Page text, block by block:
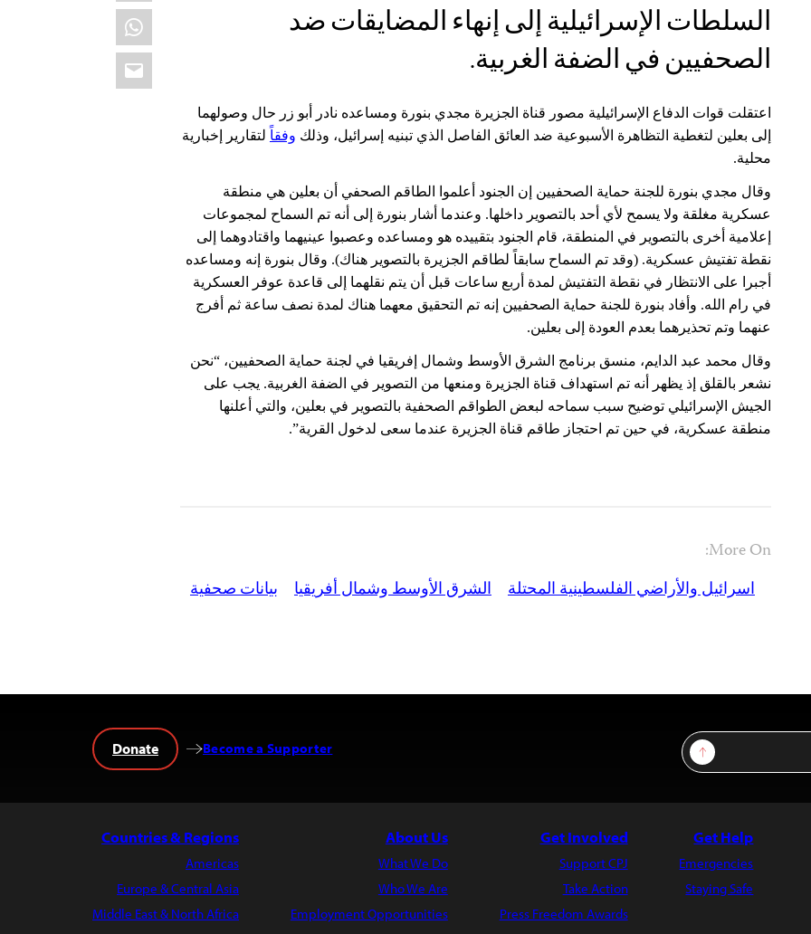
WhatsApp
Email
السلطات الإسرائيلية إلى إنهاء المضايقات ضد
الصحفيين في الضفة الغربية.
اعتقلت قوات الدفاع الإسرائيلية مصور قناة الجزيرة مجدي بنورة ومساعده نادر أبو زر حال وصولهما
إلى بعلين لتغطية التظاهرة الأسبوعية ضد العائق الفاصل الذي تبنيه إسرائيل، وذلك وفقاً لتقارير إخبارية
محلية.
وقال مجدي بنورة للجنة حماية الصحفيين إن الجنود أعلموا الطاقم الصحفي أن بعلين هي منطقة
عسكرية مغلقة ولا يسمح لأي أحد بالتصوير داخلها. وعندما أشار بنورة إلى أنه تم السماح لمجموعات
إعلامية أخرى بالتصوير في المنطقة، قام الجنود بتقييده هو ومساعده وعصبوا عينيهما واقتادوهما إلى
نقطة تفتيش عسكرية. (وقد تم السماح سابقاً لطاقم الجزيرة بالتصوير هناك). وقال بنورة إنه ومساعده
أجبرا على الانتظار في نقطة التفتيش لمدة أربع ساعات قبل أن يتم نقلهما إلى قاعدة عوفر العسكرية
في رام الله. وأفاد بنورة للجنة حماية الصحفيين إنه تم التحقيق معهما هناك لمدة نصف ساعة ثم أفرج
عنهما وتم تحذيرهما بعدم العودة إلى بعلين.
وقال محمد عبد الدايم، منسق برنامج الشرق الأوسط وشمال إفريقيا في لجنة حماية الصحفيين، “نحن
نشعر بالقلق إذ يظهر أنه تم استهداف قناة الجزيرة ومنعها من التصوير في الضفة الغربية. يجب على
الجيش الإسرائيلي توضيح سبب سماحه لبعض الطواقم الصحفية بالتصوير في بعلين، والتي أعلنها
منطقة عسكرية، في حين تم احتجاز طاقم قناة الجزيرة عندما سعى لدخول القرية”.
More On:
اسرائيل والأراضي الفلسطينية المحتلة
الشرق الأوسط وشمال أفريقيا بيانات صحفية
Sign Up
Become a Supporter
Donate
Get Help
Emergencies
Staying Safe
Get Involved
Support CPJ
Take Action
Press Freedom Awards
About Us
What We Do
Who We Are
Employment Opportunities
Countries & Regions
Americas
Europe & Central Asia
Middle East & North Africa